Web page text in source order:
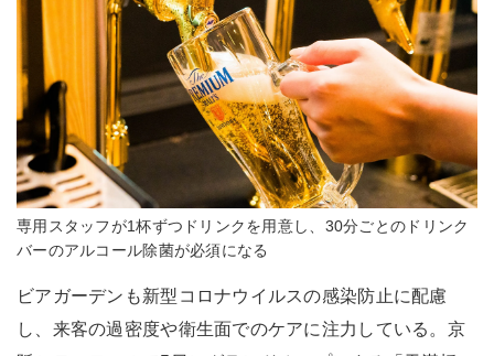
専用スタッフが1杯ずつドリンクを用意し、30分ごとのドリンク
バーのアルコール除菌が必須になる
ビアガーデンも新型コロナウイルスの感染防止に配慮
し、来客の過密度や衛生面でのケアに注力している。京